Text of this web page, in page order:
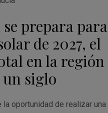
prepara para
de 2027, el
en la región
un siglo
la oportunidad de realizar una